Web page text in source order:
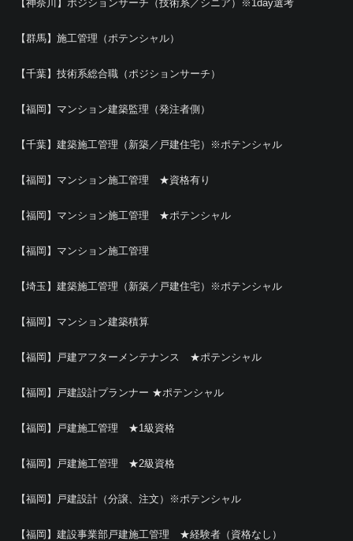
【神奈川】ポジションサーチ（技術系／シニア）※1day選考
【群馬】施工管理（ポテンシャル）
【千葉】技術系総合職（ポジションサーチ）
【福岡】マンション建築監理（発注者側）
【千葉】建築施工管理（新築／戸建住宅）※ポテンシャル
【福岡】マンション施工管理 ★資格有り
【福岡】マンション施工管理 ★ポテンシャル
【福岡】マンション施工管理
【埼玉】建築施工管理（新築／戸建住宅）※ポテンシャル
【福岡】マンション建築積算
【福岡】戸建アフターメンテナンス ★ポテンシャル
【福岡】戸建設計プランナー ★ポテンシャル
【福岡】戸建施工管理 ★1級資格
【福岡】戸建施工管理 ★2級資格
【福岡】戸建設計（分譲、注文）※ポテンシャル
【福岡】建設事業部戸建施工管理 ★経験者（資格なし）